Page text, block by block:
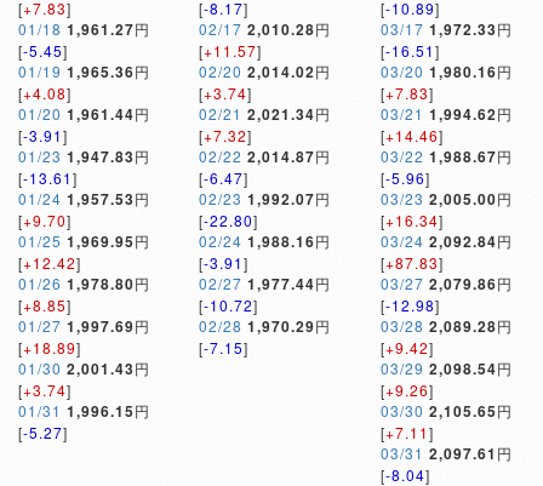
[+7.83]
01/18 1,961.27円
[-5.45]
01/19 1,965.36円
[+4.08]
01/20 1,961.44円
[-3.91]
01/23 1,947.83円
[-13.61]
01/24 1,957.53円
[+9.70]
01/25 1,969.95円
[+12.42]
01/26 1,978.80円
[+8.85]
01/27 1,997.69円
[+18.89]
01/30 2,001.43円
[+3.74]
01/31 1,996.15円
[-5.27]
[-8.17]
02/17 2,010.28円
[+11.57]
02/20 2,014.02円
[+3.74]
02/21 2,021.34円
[+7.32]
02/22 2,014.87円
[-6.47]
02/23 1,992.07円
[-22.80]
02/24 1,988.16円
[-3.91]
02/27 1,977.44円
[-10.72]
02/28 1,970.29円
[-7.15]
[-10.89]
03/17 1,972.33円
[-16.51]
03/20 1,980.16円
[+7.83]
03/21 1,994.62円
[+14.46]
03/22 1,988.67円
[-5.96]
03/23 2,005.00円
[+16.34]
03/24 2,092.84円
[+87.83]
03/27 2,079.86円
[-12.98]
03/28 2,089.28円
[+9.42]
03/29 2,098.54円
[+9.26]
03/30 2,105.65円
[+7.11]
03/31 2,097.61 円
[-8.04]